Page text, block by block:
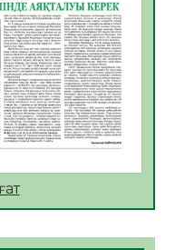
62
ҰРПАҚ –
КЕҢЕЙТІЛГЕН
63
көшуге ең